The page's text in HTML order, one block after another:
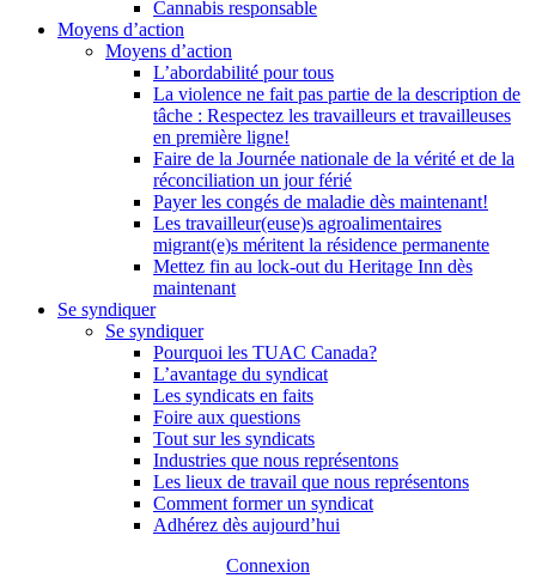
Cannabis responsable
Moyens d’action
Moyens d’action
L’abordabilité pour tous
La violence ne fait pas partie de la description de
tâche : Respectez les travailleurs et travailleuses
en première ligne!
Faire de la Journée nationale de la vérité et de la
réconciliation un jour férié
Payer les congés de maladie dès maintenant!
Les travailleur(euse)s agroalimentaires
migrant(e)s méritent la résidence permanente
Mettez fin au lock-out du Heritage Inn dès
maintenant
Se syndiquer
Se syndiquer
Pourquoi les TUAC Canada?
L’avantage du syndicat
Les syndicats en faits
Foire aux questions
Tout sur les syndicats
Industries que nous représentons
Les lieux de travail que nous représentons
Comment former un syndicat
Adhérez dès aujourd’hui
Connexion